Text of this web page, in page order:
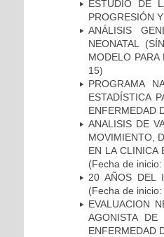
ESTUDIO DE
PROGRESIÓN
ANÁLISIS
NEONATAL
MODELO
15)
PROGRAMA
ESTADÍSTICA
ENFERMEDAD
ANALISIS DE
MOVIMIENTO,
EN LA CLINICA
(Fecha de
20 AÑOS DEL
(Fecha de
EVALUACION
AGONISTA
ENFERMEDAD